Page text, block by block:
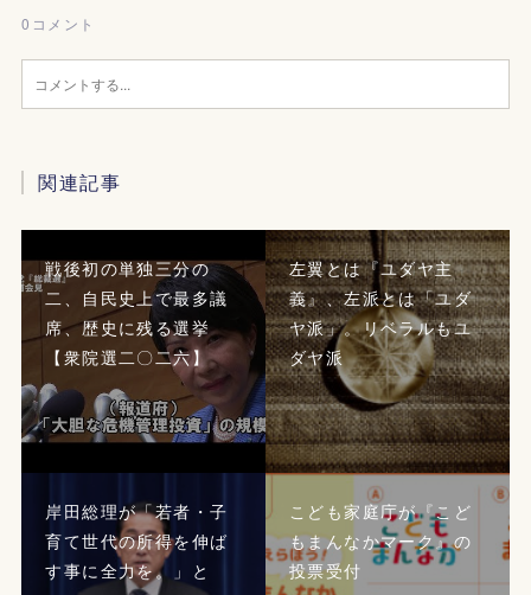
0 コメント
関連記事
戦後初の単独三分の
二、自民史上で最多議
席、歴史に残る選挙
【衆院選二〇二六】
左翼とは『ユダヤ主
義』、左派とは「ユダ
ヤ派」。リベラルもユ
ダヤ派
岸田総理が「若者・子
育て世代の所得を伸ば
す事に全力を。」と
こども家庭庁が『こど
もまんなかマーク』の
投票受付